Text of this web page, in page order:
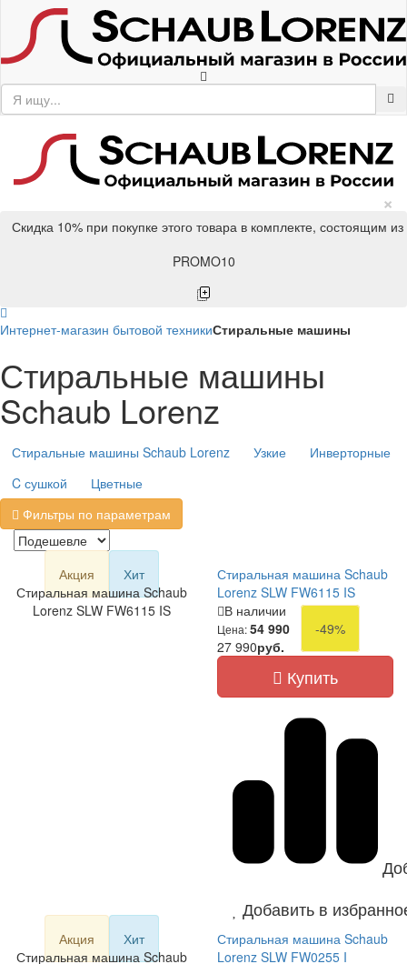
×
Скидка 10% при покупке этого товара в комплекте, состоящим
PROMO10
Интернет-магазин бытовой техникиСтиральные машины
Стиральные машины
Schaub Lorenz
Стиральные машины Schaub Lorenz Узкие
Инверторные
C сушкой
Цветные
Фильтры по параметрам
Акция
Хит
Стиральная машина Schaub
Lorenz SLW FW6115 IS
Стиральная машина Schaub
Lorenz SLW FW6115 IS
В наличии
Цена:54 990
-49%
27 990руб.
Купить
Добавить в
Акция
Хит
Стиральная машина Schaub
Стиральная машина Schaub
Lorenz SLW FW0255 I